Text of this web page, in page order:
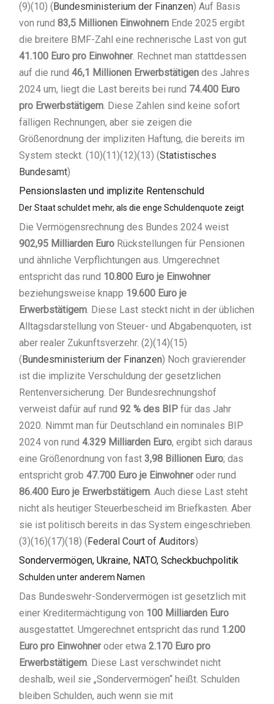
(9)(10) ( Bundesministerium der Finanzen) Auf Basis
von rund 83,5 Millionen Einwohnern Ende 2025 ergibt
die breitere BMF-Zahl eine rechnerische Last von gut
41.100 Euro pro Einwohner. Rechnet man stattdessen
auf die rund 46,1 Millionen Erwerbstätigen des Jahres
2024 um, liegt die Last bereits bei rund 74.400 Euro
pro Erwerbstätigem. Diese Zahlen sind keine sofort
fälligen Rechnungen, aber sie zeigen die
Größenordnung der impliziten Haftung, die bereits im
System steckt. (10)(11)(12)(13) (Statistisches
Bundesamt)
Pensionslasten und implizite Rentenschuld
Der Staat schuldet mehr, als die enge Schuldenquote zeigt
Die Vermögensrechnung des Bundes 2024 weist
902,95 Milliarden Euro Rückstellungen für Pensionen
und ähnliche Verpflichtungen aus. Umgerechnet
entspricht das rund 10.800 Euro je Einwohner
beziehungsweise knapp 19.600 Euro je
Erwerbstätigem. Diese Last steckt nicht in der üblichen
Alltagsdarstellung von Steuer- und Abgabenquoten, ist
aber realer Zukunftsverzehr. (2)(14)(15)
( Bundesministerium der Finanzen) Noch gravierender
ist die implizite Verschuldung der gesetzlichen
Rentenversicherung. Der Bundesrechnungshof
verweist dafür auf rund 92 % des BIP für das Jahr
2020. Nimmt man für Deutschland ein nominales BIP
2024 von rund 4.329 Milliarden Euro, ergibt sich daraus
eine Größenordnung von fast 3,98 Billionen Euro; das
entspricht grob 47.700 Euro je Einwohneroder rund
86.400 Euro je Erwerbstätigem. Auch diese Last steht
nicht als heutiger Steuerbescheid im Briefkasten. Aber
sie ist politisch bereits in das System eingeschrieben.
(3)(16)(17)(18) ( Federal Court of Auditors)
Sondervermögen, Ukraine, NATO, Scheckbuchpolitik
Schulden unter anderem Namen
Das Bundeswehr-Sondervermögen ist gesetzlich mit
einer Kreditermächtigung von 100 Milliarden Euro
ausgestattet. Umgerechnet entspricht das rund 1.200
Euro pro Einwohneroder etwa 2.170 Euro pro
Erwerbstätigem. Diese Last verschwindet nicht
deshalb, weil sie „Sondervermögen“ heißt. Schulden
bleiben Schulden, auch wenn sie mit